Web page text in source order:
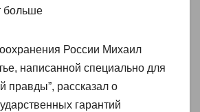
больше
России Михаил
написанной специально для
правды”, рассказал о
гарантий